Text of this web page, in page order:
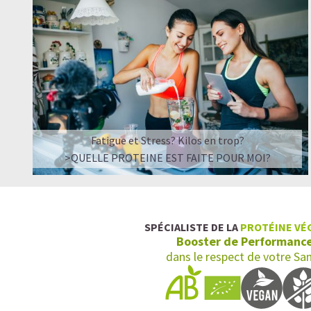
Fatigue et Stress? Kilos en trop?
>QUELLE PROTEINE EST FAITE POUR MOI?
SPÉCIALISTE DE LA PROTÉINE
Booster de
dans le respect de votre